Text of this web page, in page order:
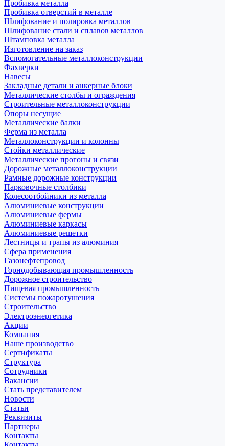
Пробивка металла
Пробивка отверстий в металле
Шлифование и полировка металлов
Шлифование стали и сплавов металлов
Штамповка металла
Изготовление на заказ
Вспомогательные металлоконструкции
Фахверки
Навесы
Закладные детали и анкерные блоки
Металлические столбы и ограждения
Строительные металлоконструкции
Опоры несущие
Металлические балки
Ферма из металла
Металлоконструкции и колонны
Стойки металлические
Металлические прогоны и связи
Дорожные металлоконструкции
Рамные дорожные конструкции
Парковочные столбики
Колесоотбойники из металла
Алюминиевые конструкции
Алюминиевые фермы
Алюминиевые каркасы
Алюминиевые решетки
Лестницы и трапы из алюминия
Сфера применения
Газонефтепровод
Горнодобывающая промышленность
Дорожное строительство
Пищевая промышленность
Системы пожаротушения
Строительство
Электроэнергетика
Акции
Компания
Наше производство
Сертификаты
Структура
Сотрудники
Вакансии
Стать представителем
Новости
Статьи
Реквизиты
Партнеры
Контакты